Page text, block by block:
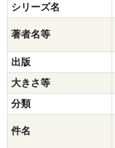
シリーズ名
著者名等
出版
大きさ等
分類
件名